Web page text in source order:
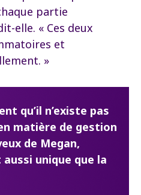
partie
elle. « Ces deux
et
»
qu’il n’existe pas
matière de gestion
de Megan,
unique que la